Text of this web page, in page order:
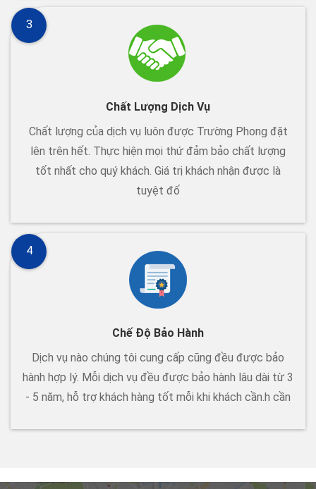
Chất Lượng Dịch Vụ
Chất lượng của dịch vụ luôn được Trường Phong đặt
lên trên hết. Thực hiện mọi thứ đảm bảo chất lượng
tốt nhất cho quý khách. Giá trị khách nhận được là
tuyệt đố
3
Chế Độ Bảo Hành
Dịch vụ nào chúng tôi cung cấp cũng đều được bảo
hành hợp lý. Mỗi dịch vụ đều được bảo hành lâu dài từ 3
- 5 năm, hỗ trợ khách hàng tốt mỗi khi khách cần.h cần
4